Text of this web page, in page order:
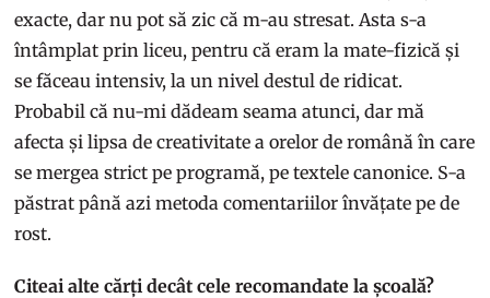
exacte, dar nu pot să zic că m-au stresat. Asta s-a
întâmplat prin liceu, pentru că eram la mate-fizică și
se făceau intensiv, la un nivel destul de ridicat.
Probabil că nu-mi dădeam seama atunci, dar mă
afecta și lipsa de creativitate a orelor de română în care
se mergea strict pe programă, pe textele canonice. S-a
păstrat până azi metoda comentariilor învățate pe de
rost.
Citeai alte cărți decât cele recomandate la școală?